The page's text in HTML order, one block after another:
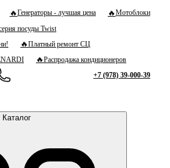
🔥Генераторы - лучшая цена 🔥Мотоблоки
посуды Twist
🔥Платный ремонт СЦ
🔥Распродажа кондиционеров
+7 (978) 39-000-39